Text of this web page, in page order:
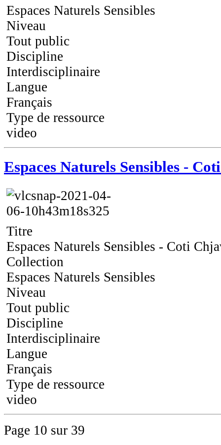
Espaces Naturels Sensibles
Niveau
Tout public
Discipline
Interdisciplinaire
Langue
Français
Type de ressource
video
Espaces Naturels Sensibles -
Titre
Espaces Naturels Sensibles - Coti
Collection
Espaces Naturels Sensibles
Niveau
Tout public
Discipline
Interdisciplinaire
Langue
Français
Type de ressource
video
Page 10 sur 39